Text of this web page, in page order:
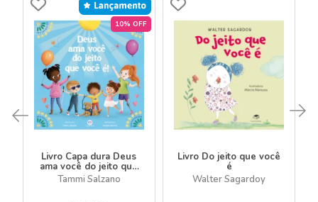
10% OFF
Livro Capa dura Deus
ama você do jeito que
você é!
Tammi Salzano
Livro Do jeito que você
é
Walter Sagardoy